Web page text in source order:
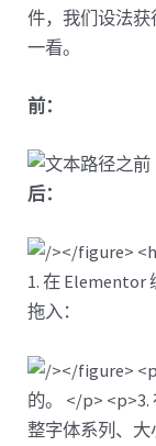
件，我们设法
一看。
前：
后：
1. 在 Elementor
拖入：